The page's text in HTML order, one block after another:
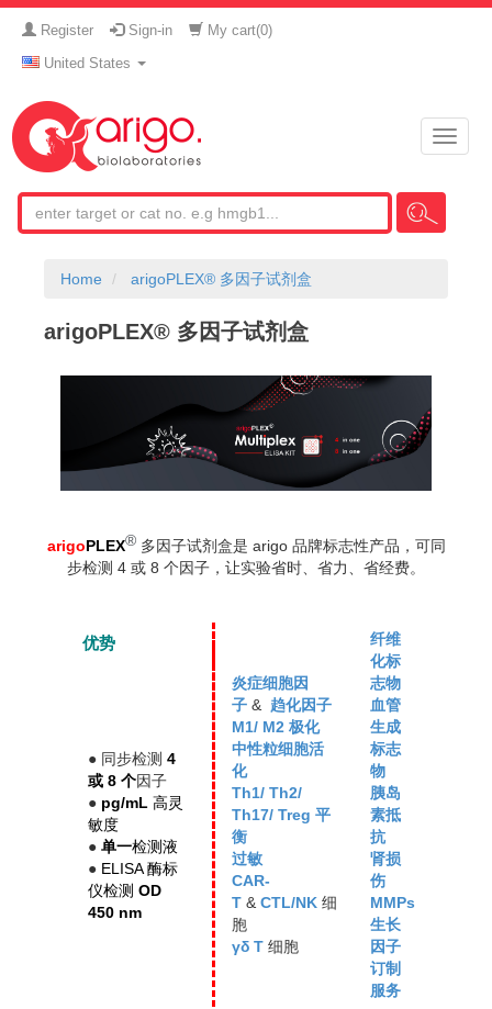
Register Sign-in My cart(0)
United States
Toggle
Home arigoPLEX® 多因子试剂盒
arigoPLEX® 多因子试剂盒
arigoPLEX®多因子试剂盒是 arigo 品牌标志性产品，可同
步检测 4 或 8 个因子，让实验省时、省力、省经费。
优势
炎症细胞因
子 & 趋化因子
M1/ M2 极化
中性粒细胞活
化
Th1/ Th2/
Th17/ Treg 平
衡
过敏
CAR-
T & CTL/NK 细
胞
γδ T 细胞
纤维
化标
志物
血管
生成
标志
物
胰岛
素抵
抗
肾损
伤
MMPs
生长
因子
订制
服务
● 同步检测 4
或 8 个因子
● pg/mL 高灵
敏度
● 单一检测液
● ELISA 酶标
仪检测 OD
450 nm